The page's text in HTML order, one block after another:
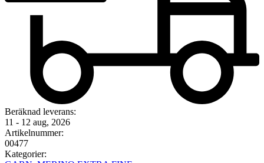
Beräknad leverans:
11 - 12 aug, 2026
Artikelnummer:
00477
Kategorier: